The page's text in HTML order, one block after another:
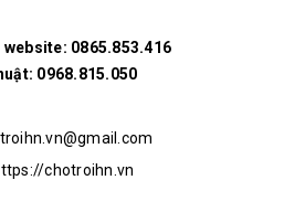
website: 0865.853.416
0968.815.050
chotroihn.vn